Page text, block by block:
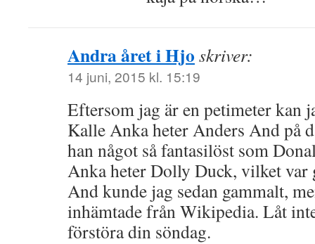
Andra året i Hjo skriver:
14 juni, 2015 kl. 15:19
Eftersom jag är en petimeter kan
Kalle Anka heter Anders And på
han något så fantasilöst som
Anka heter Dolly Duck, vilket var
And kunde jag sedan gammalt,
inhämtade från Wikipedia. Låt
förstöra din söndag.